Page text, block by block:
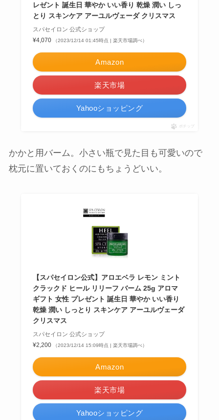
レゼント 誕生日 華やか いい香り 乾燥 潤い しっ
とり スキンケア アーユルヴェーダ クリスマス
スパセイロン 公式ショップ
¥4,070
（2023/12/14 01:45時点 | 楽天市場調べ）
Amazon
楽天市場
Yahooショッピング
ポチップ
かかと用バーム。小さい瓶で見た目も可愛いので
枕元に置いておくのにもちょうどいい。
【スパセイロン公式】アロエベラ レモン ミント
クラックド ヒール リリーフ バーム 25g アロマ
ギフト 女性 プレゼント 誕生日 華やか いい香り
乾燥 潤い しっとり スキンケア アーユルヴェーダ
クリスマス
スパセイロン 公式ショップ
¥2,200
（2023/12/14 15:09時点 | 楽天市場調べ）
Amazon
楽天市場
Yahooショッピング